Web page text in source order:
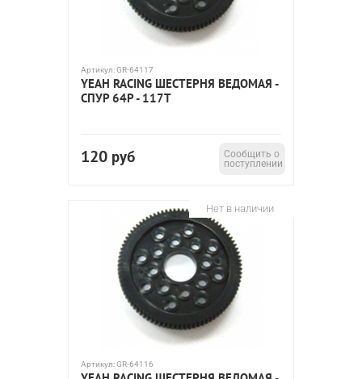
Артикул:GR-64117
YEAH RACING ШЕСТЕРНЯ ВЕДОМАЯ -
СПУР 64P - 117T
120 руб
Сообщить о
поступлении
Нет в наличии
Артикул:GR-64116